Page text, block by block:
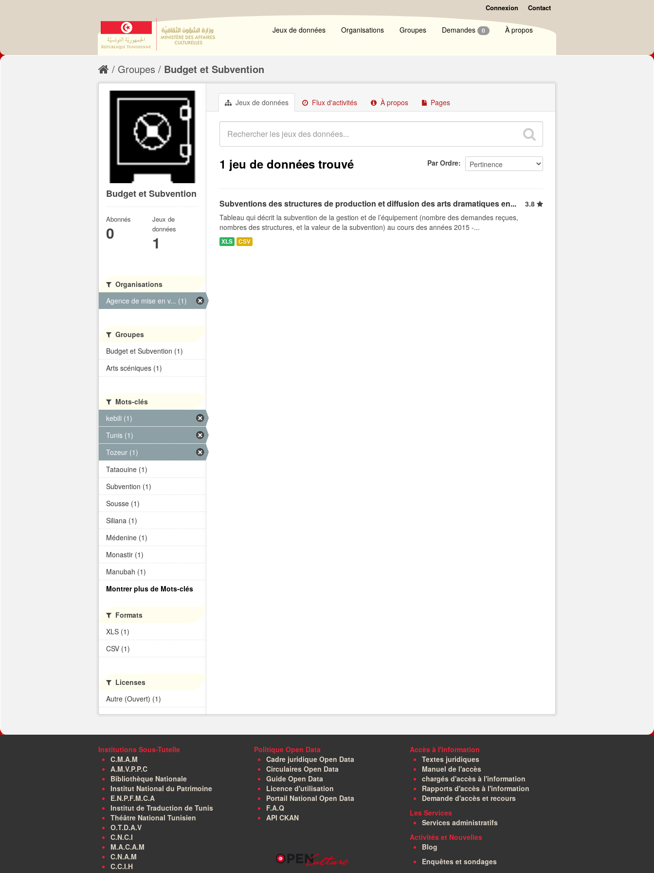
Connexion Contact
Jeux de données Organisations Groupes Demandes 0 À propos
Groupes Budget et Subvention
Jeux de données Flux d'activités À propos Pages
Par Ordre
1 jeu de données trouvé
Subventions des structures de production et diffusion des arts dramatiques en...
3.8
Tableau qui décrit la subvention de la gestion et de l’équipement (nombre des demandes reçues,
nombres des structures, et la valeur de la subvention) au cours des années 2015 -...
XLS CSV
Budget et Subvention
Abonnés
0
Jeux de
données
1
Organisations
Agence de mise en v... (1)
Groupes
Budget et Subvention (1)
Arts scéniques (1)
Mots-clés
kebili (1)
Tunis (1)
Tozeur (1)
Tataouine (1)
Subvention (1)
Sousse (1)
Siliana (1)
Médenine (1)
Monastir (1)
Manubah (1)
Montrer plus de Mots-clés
Formats
XLS (1)
CSV (1)
Licenses
Autre (Ouvert) (1)
Institutions Sous-Tutelle
C.M.A.M
A.M.V.P.P.C
Bibliothèque Nationale
Institut National du Patrimoine
E.N.P.F.M.C.A
Institut de Traduction de Tunis
Théâtre National Tunisien
O.T.D.A.V
C.N.C.I
M.A.C.A.M
C.N.A.M
C.C.I.H
Politique Open Data
Cadre juridique Open Data
Circulaires Open Data
Guide Open Data
Licence d'utilisation
Portail National Open Data
F.A.Q
API CKAN
Accès à l'information
Textes juridiques
Manuel de l'accès
chargés d'accès à l'information
Rapports d'accès à l'information
Demande d'accès et recours
Les Services
Services administratifs
Activités et Nouvelles
Blog
Enquêtes et sondages